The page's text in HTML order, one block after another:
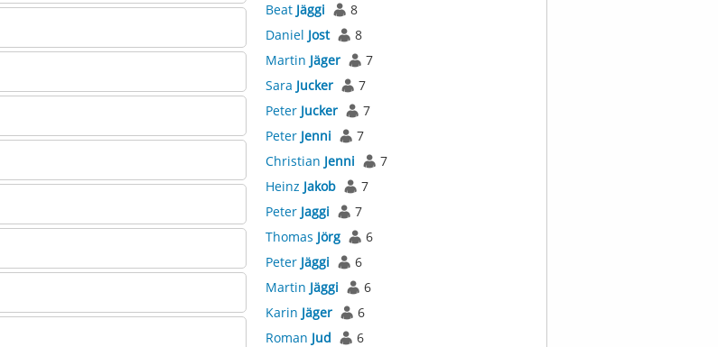
Beat Jäggi
8
Daniel Jost
8
Martin Jäger
7
Sara Jucker
7
Peter Jucker
7
Peter Jenni
7
Christian Jenni
7
Heinz Jakob
7
Peter Jaggi
7
Thomas Jörg
6
Peter Jäggi
6
Martin Jäggi
6
Karin Jäger
6
Roman Jud
6